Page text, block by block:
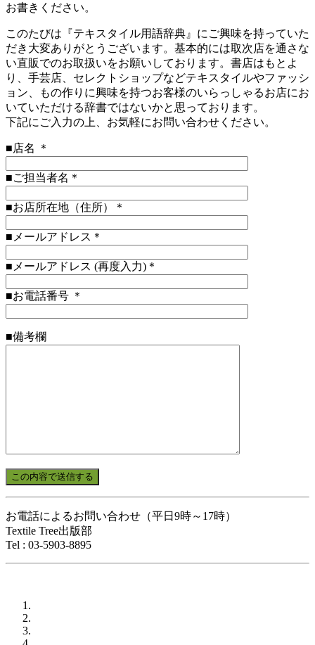
お書きください。
このたびは『テキスタイル用語辞典』にご興味を持っていた
だき大変ありがとうございます。基本的には取次店を通さな
い直販でのお取扱いをお願いしております。書店はもとよ
り、手芸店、セレクトショップなどテキスタイルやファッシ
ョン、もの作りに興味を持つお客様のいらっしゃるお店にお
いていただける辞書ではないかと思っております。
下記にご入力の上、お気軽にお問い合わせください。
■店名 ＊
■ご担当者名＊
■お店所在地（住所）＊
■メールアドレス＊
■メールアドレス (再度入力)＊
■お電話番号 ＊
■備考欄
お電話によるお問い合わせ（平日9時～17時）
Textile Tree出版部
Tel : 03-5903-8895